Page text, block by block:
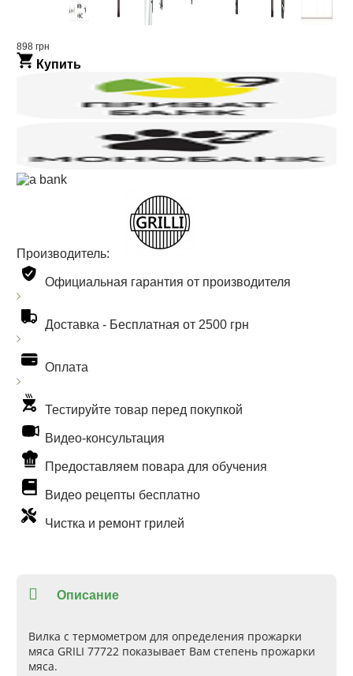
898 грн
Купить
Производитель:
Официальная гарантия от производителя
Доставка - Бесплатная от 2500 грн
Оплата
Тестируйте товар перед покупкой
Видео-консультация
Предоставляем повара для обучения
Видео рецепты бесплатно
Чистка и ремонт грилей
Описание
Вилка с термометром для определения прожарки
мяса GRILI 77722 показывает Вам степень прожарки
мяса.